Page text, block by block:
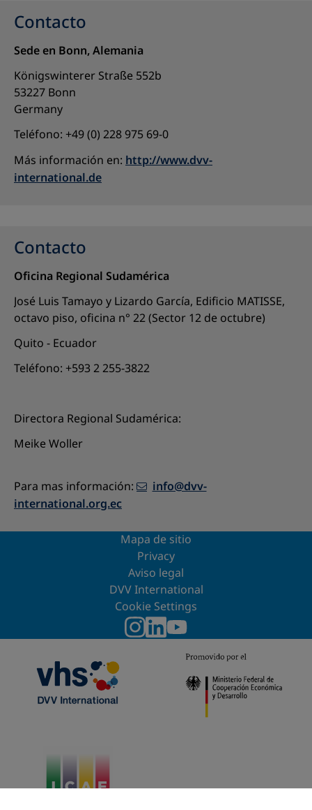
Contacto
Sede en Bonn, Alemania
Königswinterer Straße 552b
53227 Bonn
Germany
Teléfono: +49 (0) 228 975 69-0
Más información en: http://www.dvv-
international.de
Contacto
Oficina Regional Sudamérica
José Luis Tamayo y Lizardo García, Edificio MATISSE,
octavo piso, oficina n° 22 (Sector 12 de octubre)
Quito - Ecuador
Teléfono: +593 2 255-3822
Directora Regional Sudamérica:
Meike Woller
Para mas información:
info@dvv-
international.org.ec
Mapa de sitio
Privacy
Aviso legal
DVV International
Cookie Settings